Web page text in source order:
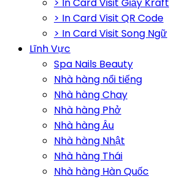
> In Card Visit Giấy Kraft
> In Card Visit QR Code
> In Card Visit Song Ngữ
Lĩnh Vực
Spa Nails Beauty
Nhà hàng nổi tiếng
Nhà hàng Chay
Nhà hàng Phở
Nhà hàng Âu
Nhà hàng Nhật
Nhà hàng Thái
Nhà hàng Hàn Quốc